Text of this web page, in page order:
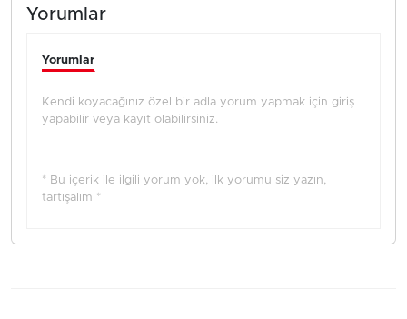
Yorumlar
Yorumlar
Kendi koyacağınız özel bir adla yorum yapmak için giriş
yapabilir veya kayıt olabilirsiniz.
* Bu içerik ile ilgili yorum yok, ilk yorumu siz yazın,
tartışalım *